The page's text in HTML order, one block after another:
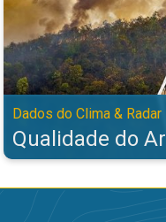
Dados do Clima & Radar
Qualidade do Ar